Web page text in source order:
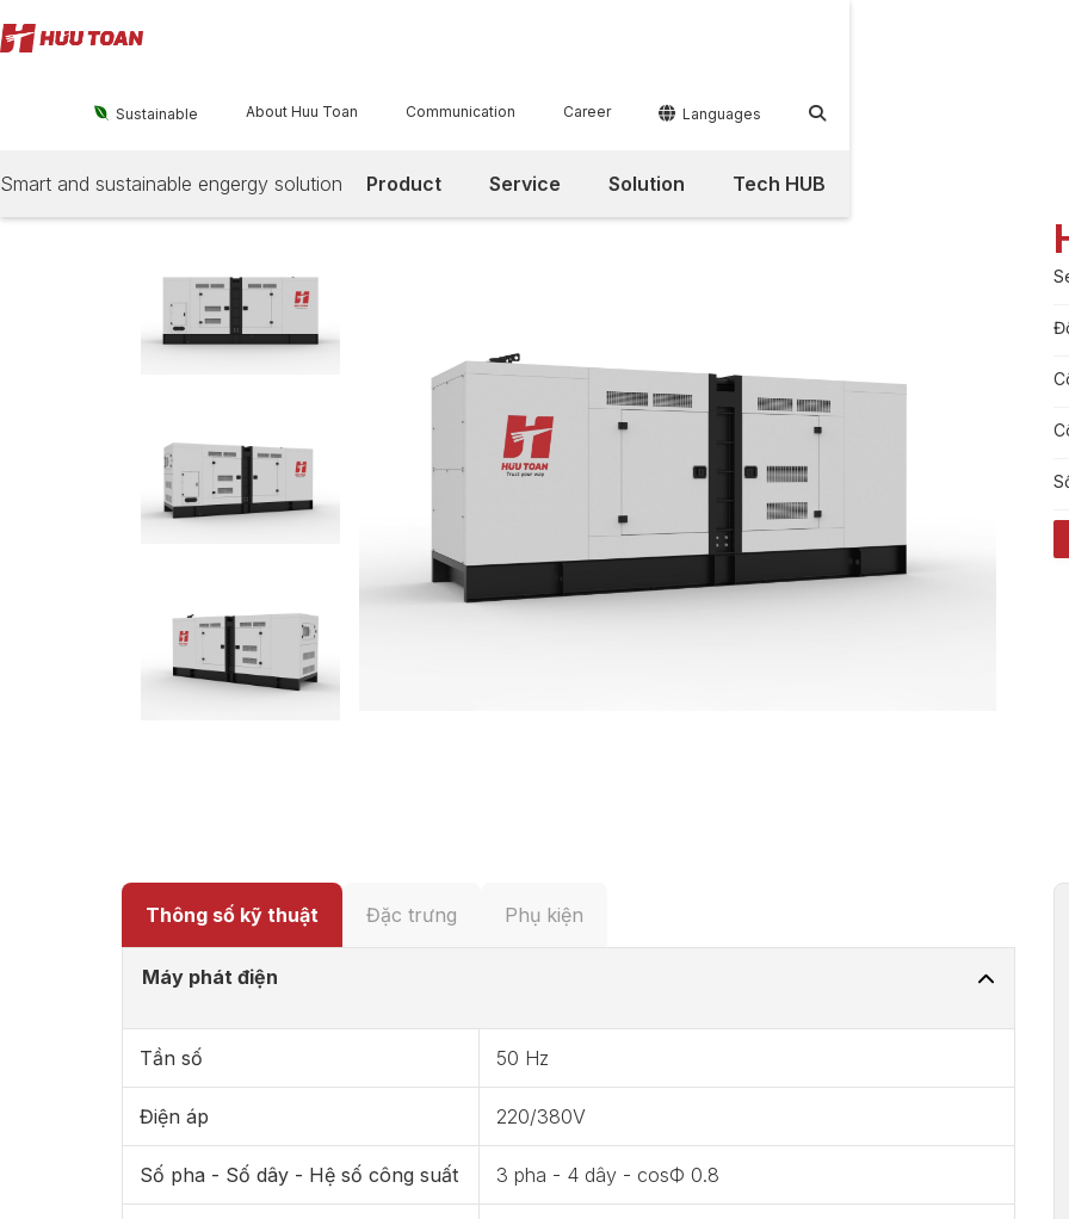
 Sustainable About Huu Toan Communication Career  Languages 
Product Service Solution Tech HUB
Smart and sustainable engergy solution
Thông số kỹ thuật Đặc trưng Phụ kiện
Máy phát điện
Tần số 50 Hz
Điện áp 220/380V
Số pha - Số dây - Hệ số công suất 3 pha - 4 dây - cosФ 0.8